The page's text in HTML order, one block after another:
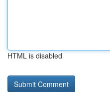
HTML is disabled